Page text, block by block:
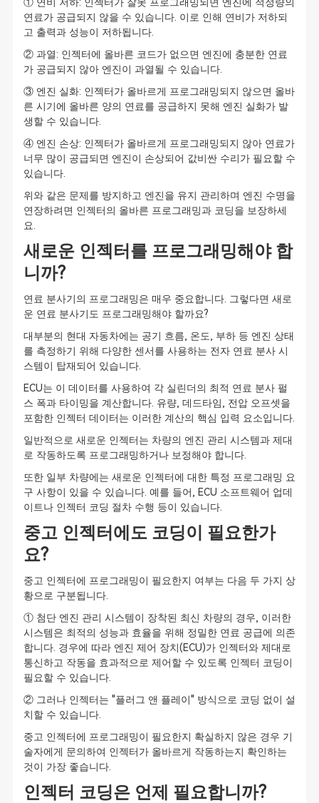
연료가 공급되지 않을 수 있습니다. 이로 인해 연비가 저하되
고 출력과 성능이 저하됩니다.
② 과열: 인젝터에 올바른 코드가 없으면 엔진에 충분한 연료
가 공급되지 않아 엔진이 과열될 수 있습니다.
③ 엔진 실화: 인젝터가 올바르게 프로그래밍되지 않으면 올바
른 시기에 올바른 양의 연료를 공급하지 못해 엔진 실화가 발
생할 수 있습니다.
④ 엔진 손상: 인젝터가 올바르게 프로그래밍되지 않아 연료가
너무 많이 공급되면 엔진이 손상되어 값비싼 수리가 필요할 수
있습니다.
위와 같은 문제를 방지하고 엔진을 유지 관리하며 엔진 수명을
연장하려면 인젝터의 올바른 프로그래밍과 코딩을 보장하세
요.
새로운 인젝터를 프로그래밍해야 합
니까?
연료 분사기의 프로그래밍은 매우 중요합니다. 그렇다면 새로
운 연료 분사기도 프로그래밍해야 할까요?
대부분의 현대 자동차에는 공기 흐름, 온도, 부하 등 엔진 상태
를 측정하기 위해 다양한 센서를 사용하는 전자 연료 분사 시
스템이 탑재되어 있습니다.
ECU는 이 데이터를 사용하여 각 실린더의 최적 연료 분사 펄
스 폭과 타이밍을 계산합니다. 유량, 데드타임, 전압 오프셋을
포함한 인젝터 데이터는 이러한 계산의 핵심 입력 요소입니다.
일반적으로 새로운 인젝터는 차량의 엔진 관리 시스템과 제대
로 작동하도록 프로그래밍하거나 보정해야 합니다.
또한 일부 차량에는 새로운 인젝터에 대한 특정 프로그래밍 요
구 사항이 있을 수 있습니다. 예를 들어, ECU 소프트웨어 업데
이트나 인젝터 코딩 절차 수행 등이 있습니다.
중고 인젝터에도 코딩이 필요한가
요?
중고 인젝터에 프로그래밍이 필요한지 여부는 다음 두 가지 상
황으로 구분됩니다.
① 첨단 엔진 관리 시스템이 장착된 최신 차량의 경우, 이러한
시스템은 최적의 성능과 효율을 위해 정밀한 연료 공급에 의존
합니다. 경우에 따라 엔진 제어 장치(ECU)가 인젝터와 제대로
통신하고 작동을 효과적으로 제어할 수 있도록 인젝터 코딩이
필요할 수 있습니다.
② 그러나 인젝터는 "플러그 앤 플레이" 방식으로 코딩 없이 설
치할 수 있습니다.
중고 인젝터에 프로그래밍이 필요한지 확실하지 않은 경우 기
술자에게 문의하여 인젝터가 올바르게 작동하는지 확인하는
것이 가장 좋습니다.
인젝터 코딩은 언제 필요합니까?